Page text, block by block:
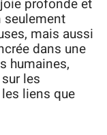
seulement
mais aussi
dans une
humaines,
les
liens que